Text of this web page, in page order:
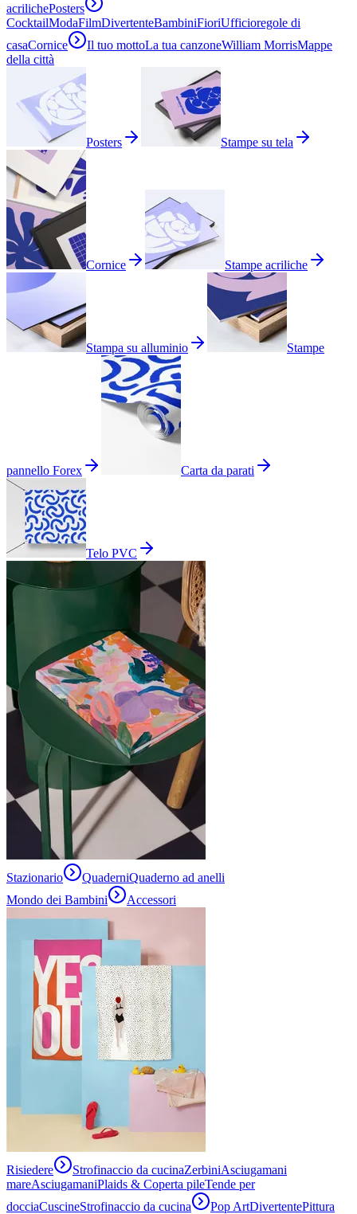
acrilichePosters
CocktailModaFilmDivertenteBambiniFioriUfficioregole di
casaCornice Il tuo mottoLa tua canzoneWilliam MorrisMappe
della città
Posters Stampe su tela
Cornice Stampe acriliche
Stampa su alluminio Stampe
pannello Forex Carta da parati
Telo PVC
Stazionario QuaderniQuaderno ad anelli
Mondo dei Bambini
Accessori
Risiedere Strofinaccio da cucinaZerbiniAsciugamani
mareAsciugamaniPlaids & Coperta pileTende per
docciaCuscineStrofinaccio da cucina Pop ArtDivertentePittura